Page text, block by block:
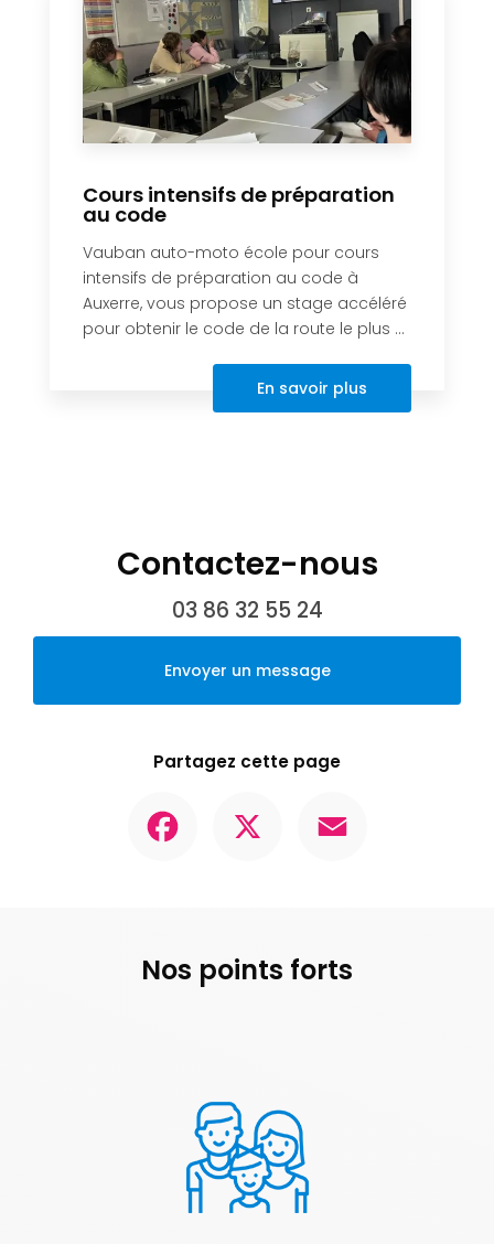
Cours intensifs de préparation
au code
Vauban auto-moto école pour cours
intensifs de préparation au code à
Auxerre, vous propose un stage accéléré
pour obtenir le code de la route le plus ...
En savoir plus
Contactez-nous
03 86 32 55 24
Envoyer un message
Partagez cette page
Nos points forts